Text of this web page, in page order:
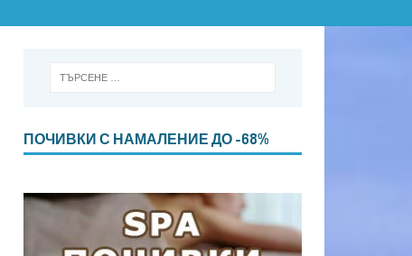
ПОЧИВКИ С НАМАЛЕНИЕ ДО -68%